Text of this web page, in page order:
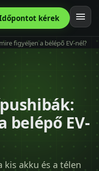
kérek
figyeljen a belépő EV-nél?
belépő EV-
kis akku és a télen